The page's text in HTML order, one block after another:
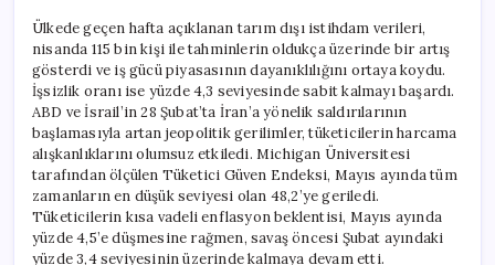
Ülkede geçen hafta açıklanan tarım dışı istihdam verileri,
nisanda 115 bin kişi ile tahminlerin oldukça üzerinde bir artış
gösterdi ve iş gücü piyasasının dayanıklılığını ortaya koydu.
İşsizlik oranı ise yüzde 4,3 seviyesinde sabit kalmayı başardı.
ABD ve İsrail’in 28 Şubat’ta İran’a yönelik saldırılarının
başlamasıyla artan jeopolitik gerilimler, tüketicilerin harcama
alışkanlıklarını olumsuz etkiledi. Michigan Üniversitesi
tarafından ölçülen Tüketici Güven Endeksi, Mayıs ayında tüm
zamanların en düşük seviyesi olan 48,2’ye geriledi.
Tüketicilerin kısa vadeli enflasyon beklentisi, Mayıs ayında
yüzde 4,5’e düşmesine rağmen, savaş öncesi Şubat ayındaki
yüzde 3,4 seviyesinin üzerinde kalmaya devam etti.